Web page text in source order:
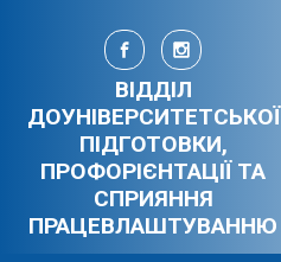
Skip to main content
ВІДДІЛ
ДОУНІВЕРСИТЕТСЬКОЇ
ПІДГОТОВКИ,
ПРОФОРІЄНТАЦІЇ ТА
СПРИЯННЯ
ПРАЦЕВЛАШТУВАННЮ